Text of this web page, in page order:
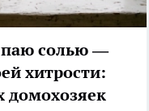
солью —
хитрости:
домохозяек